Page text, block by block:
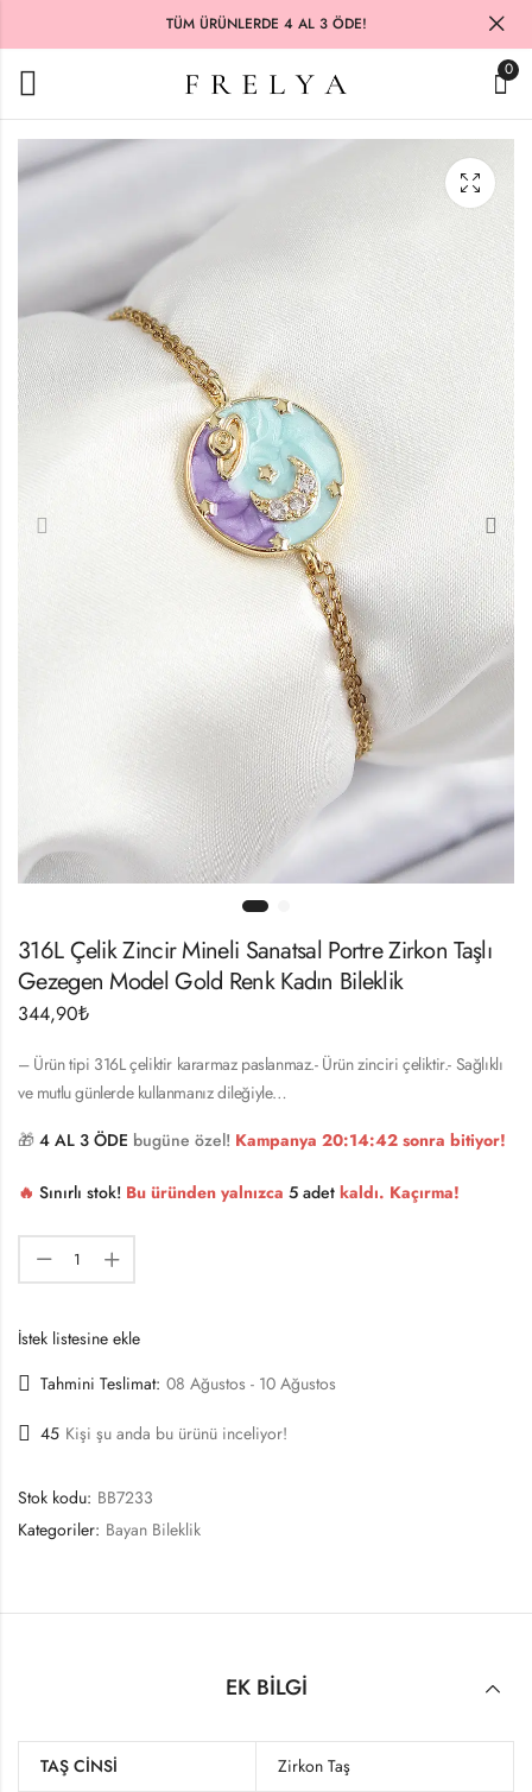
TÜM ÜRÜNLERDE 4 AL 3 ÖDE!
0
316L Çelik Zincir Mineli Sanatsal Portre Zirkon Taşlı
Gezegen Model Gold Renk Kadın Bileklik
344,90₺
– Ürün tipi 316L çeliktir kararmaz paslanmaz.- Ürün zinciri çeliktir.- Sağlıklı
ve mutlu günlerde kullanmanız dileğiyle…
🎁 4 AL 3 ÖDE bugüne özel! Kampanya 20:14:42 sonra bitiyor!
🔥 Sınırlı stok! Bu üründen yalnızca 5 adet kaldı. Kaçırma!
İstek listesine ekle
Tahmini Teslimat: 08 Ağustos - 10 Ağustos
45 Kişi şu anda bu ürünü inceliyor!
Stok kodu: BB7233
Kategoriler: Bayan Bileklik
EK BILGI
TAŞ CINSI Zirkon Taş